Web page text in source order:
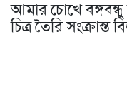
আমার চোখে বঙ্গবন্ধু
চিত্র তৈরি সংক্রান্ত